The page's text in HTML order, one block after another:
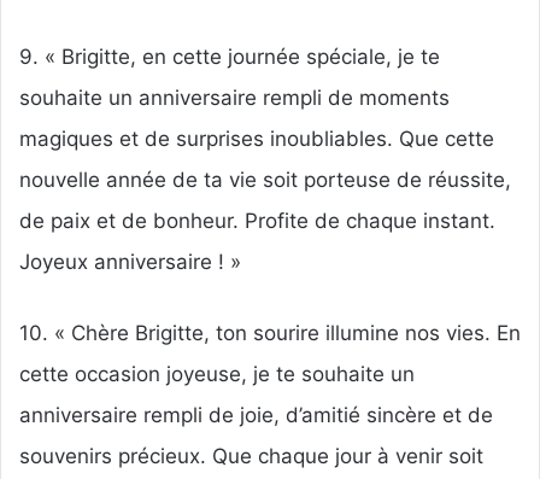
9. « Brigitte, en cette journée spéciale, je te
souhaite un anniversaire rempli de moments
magiques et de surprises inoubliables. Que cette
nouvelle année de ta vie soit porteuse de réussite,
de paix et de bonheur. Profite de chaque instant.
Joyeux anniversaire ! »
10. « Chère Brigitte, ton sourire illumine nos vies. En
cette occasion joyeuse, je te souhaite un
anniversaire rempli de joie, d’amitié sincère et de
souvenirs précieux. Que chaque jour à venir soit